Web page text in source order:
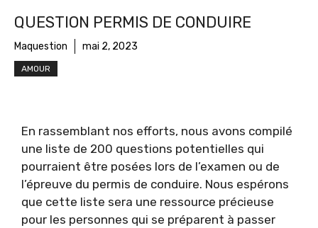
QUESTION PERMIS DE CONDUIRE
Maquestion mai 2, 2023
AMOUR
En rassemblant nos efforts, nous avons compilé
une liste de 200 questions potentielles qui
pourraient être posées lors de l’examen ou de
l’épreuve du permis de conduire. Nous espérons
que cette liste sera une ressource précieuse
pour les personnes qui se préparent à passer